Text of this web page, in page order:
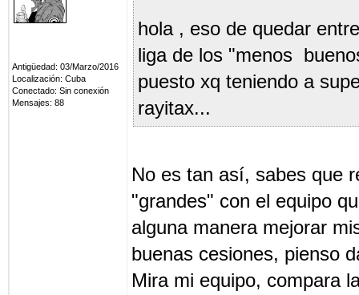
Antigüedad: 03/Marzo/2016
Localización: Cuba
Conectado: Sin conexión
Mensajes: 88
hola , eso de quedar
liga de los "menos
puesto xq teniendo a
rayitax...
No es tan así, sabes que
"grandes" con el equipo
alguna manera mejorar
buenas cesiones, pienso
Mira mi equipo, compara